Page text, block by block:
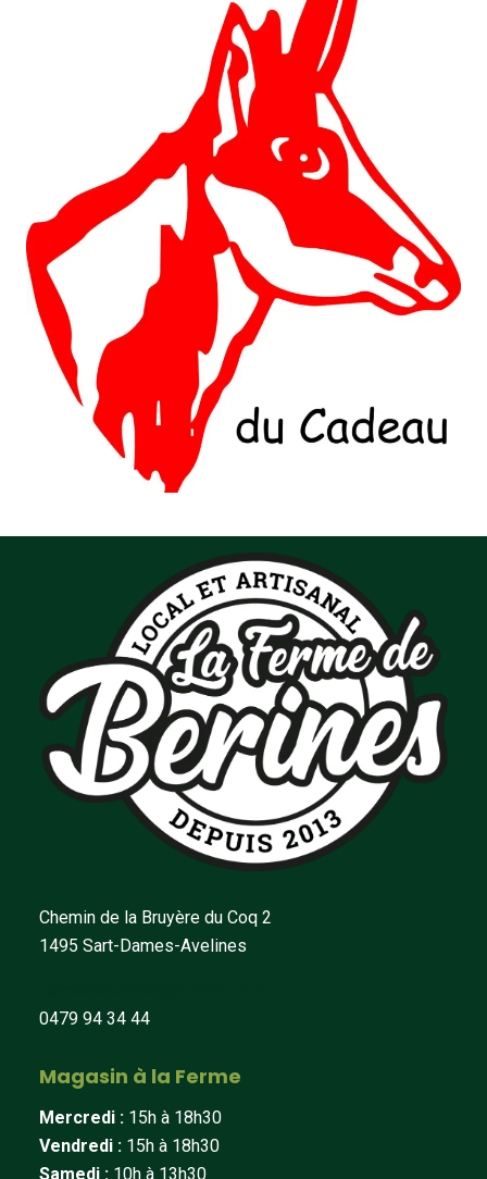
Chemin de la Bruyère du Coq 2
1495 Sart-Dames-Avelines
0479 94 34 44
Magasin à la Ferme
Mercredi : 15h à 18h30
Vendredi : 15h à 18h30
Samedi : 10h à 13h30